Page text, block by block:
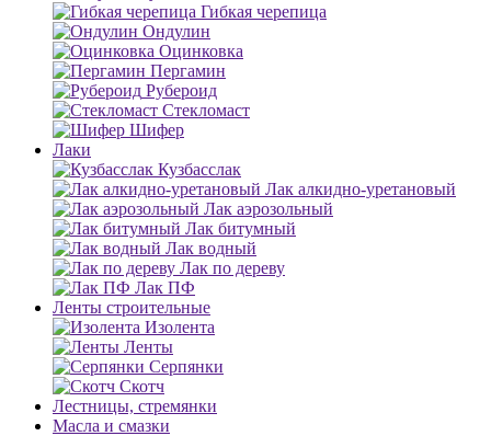
Гибкая черепица
Ондулин
Оцинковка
Пергамин
Рубероид
Стекломаст
Шифер
Лаки
Кузбасслак
Лак алкидно-уретановый
Лак аэрозольный
Лак битумный
Лак водный
Лак по дереву
Лак ПФ
Ленты строительные
Изолента
Ленты
Серпянки
Скотч
Лестницы, стремянки
Масла и смазки